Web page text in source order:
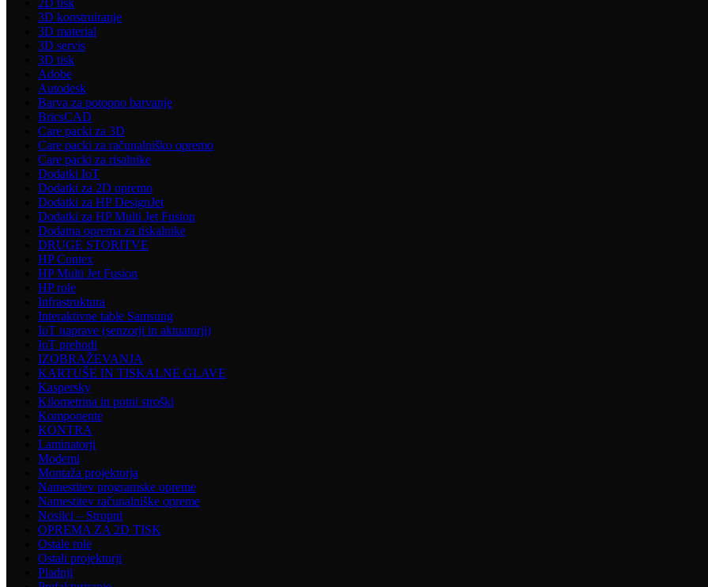
2D tisk
3D konstruiranje
3D material
3D servis
3D tisk
Adobe
Autodesk
Barva za potopno barvanje
BricsCAD
Care packi za 3D
Care packi za računalniško opremo
Care packi za risalnike
Dodatki IoT
Dodatki za 2D opremo
Dodatki za HP DesignJet
Dodatki za HP Multi Jet Fusion
Dodatna oprema za tiskalnike
DRUGE STORITVE
HP Contex
HP Multi Jet Fusion
HP role
Infrastruktura
Interaktivne table Samsung
IoT naprave (senzorji in aktuatorji)
IoT prehodi
IZOBRAŽEVANJA
KARTUŠE IN TISKALNE GLAVE
Kaspersky
Kilometrina in potni stroški
Komponente
KONTRA
Laminatorji
Modemi
Montaža projektorja
Namestitev programske opreme
Namestitev računalniške opreme
Nosilci – Stropni
OPREMA ZA 2D TISK
Ostale role
Ostali projektorji
Pladnji